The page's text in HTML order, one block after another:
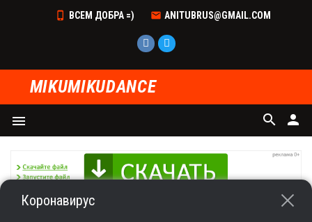
Коронавирус
ВСЕМ ДОБРА =) ANITUBRUS@GMAIL.COM
MIKUMIKUDANCE
menu person
search
ГЛАВНАЯ»ФАЙЛЫ ДЕВУШКА